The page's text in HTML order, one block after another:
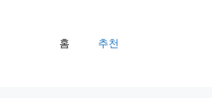
홈 추천